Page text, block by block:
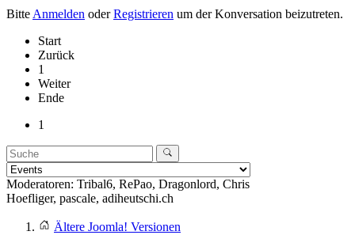
Bitte Anmelden oderRegistrieren um der Konversation beizutreten.
Start
Zurück
1
Weiter
Ende
1
Moderatoren: Tribal6, RePao, Dragonlord, Chris
Hoefliger, pascale, adiheutschi.ch
Ältere Joomla! Versionen